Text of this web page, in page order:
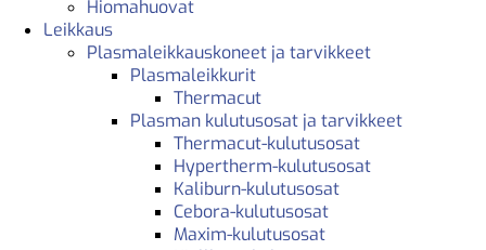
Hiomahuovat
Leikkaus
Plasmaleikkauskoneet ja tarvikkeet
Plasmaleikkurit
Thermacut
Plasman kulutusosat ja tarvikkeet
Thermacut-kulutusosat
Hypertherm-kulutusosat
Kaliburn-kulutusosat
Cebora-kulutusosat
Maxim-kulutusosat